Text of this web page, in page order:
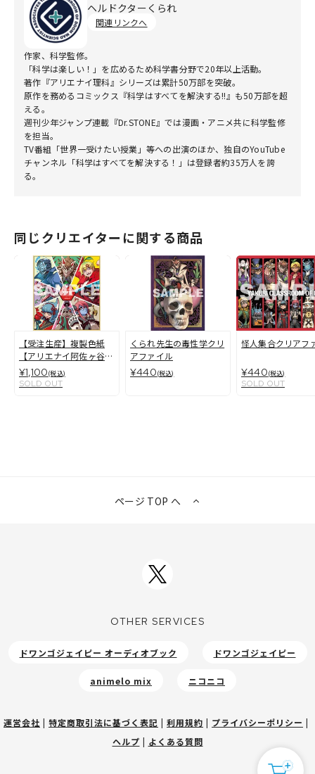
ヘルドクターくられ
関連リンクへ
作家、科学監修。
「科学は楽しい！」を広めるため科学書分野で20年以上活動。
著作『アリエナイ理科』シリーズは累計50万部を突破。
原作を務めるコミックス『科学はすべてを解決する!!』も50万部を超
える。
週刊少年ジャンプ連載『Dr.STONE』では漫画・アニメ共に科学監修
を担当。
TV番組「世界一受けたい授業」等への出演のほか、独自のYouTube
チャンネル「科学はすべてを解決する！」は登録者約35万人を誇
る。
同じクリエイターに関する商品
【受注生産】複製色紙
【アリエナイ阿佐ヶ谷2
026】
¥1,100(税込)
SOLD OUT
くられ先生の毒性学クリ
アファイル
¥440(税込)
怪人集合クリアフ
¥440(税込)
SOLD OUT
ページ TOP へ
OTHER SERVICES
ドワンゴジェイピー オーディオブック ドワンゴジェイピー
animelo mix ニコニコ
運営会社 | 特定商取引法に基づく表記 | 利用規約 | プライバシーポリシー |
ヘルプ | よくある質問